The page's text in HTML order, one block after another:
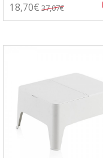
18,70€ 37,07€